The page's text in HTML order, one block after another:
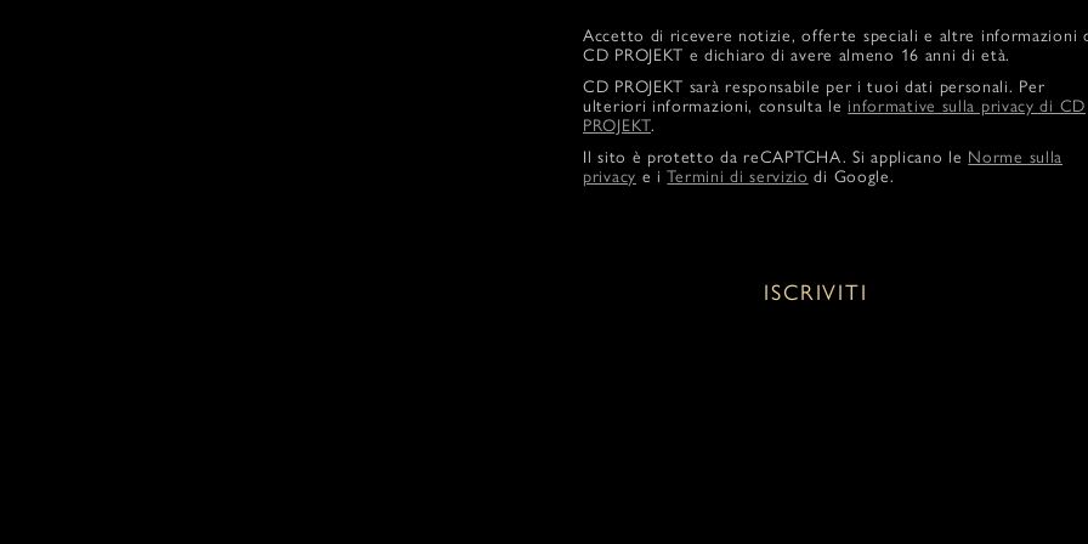
Accetto di ricevere notizie, offerte speciali e altre informazioni
CD PROJEKT e dichiaro di avere almeno 16 anni di età.
CD PROJEKT sarà responsabile per i tuoi dati personali. Per
ulteriori informazioni, consulta le informative sulla privacy di CD
PROJEKT.
Il sito è protetto da reCAPTCHA. Si applicano le Norme sulla
privacy e iTermini di servizio di Google.
ISCRIVITI